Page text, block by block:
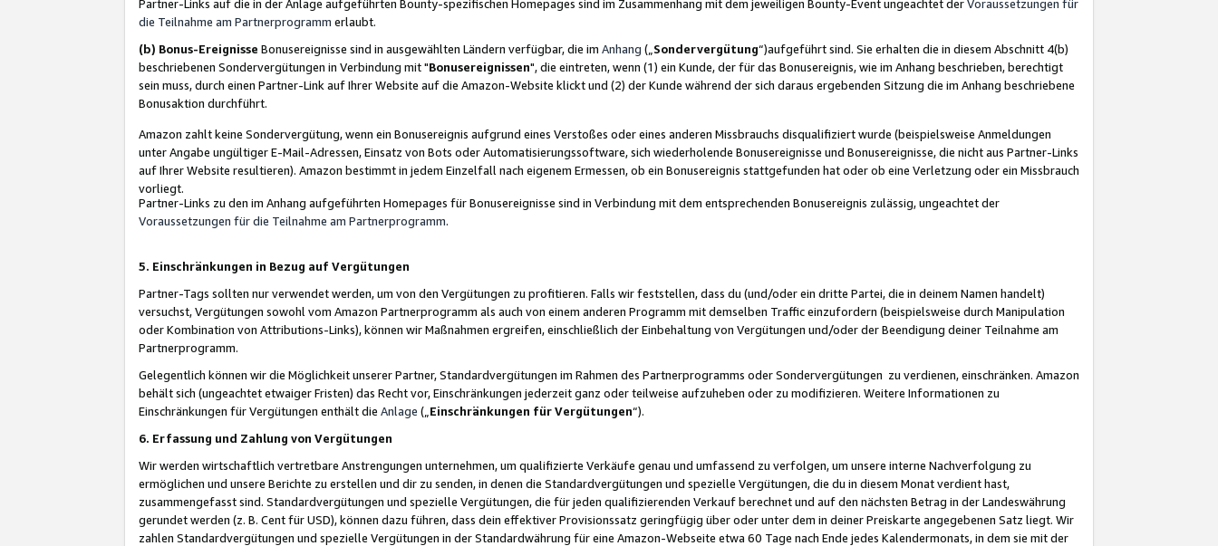
Partner-Links auf die in der Anlage aufgeführten Bounty-spezifischen Homepages sind im Zusammenhang mit dem jeweiligen Bounty-Event ungeachtet derVoraussetzungen für
die Teilnahme am Partnerprogramm erlaubt.
(b) Bonus-Ereignisse Bonusereignisse sind in ausgewählten Ländern verfügbar, die im Anhang („ Sondervergütung“)aufgeführt sind. Sie erhalten die in diesem Abschnitt 4(b)
beschriebenen Sondervergütungen in Verbindung mit "Bonusereignissen", die eintreten, wenn (1) ein Kunde, der für das Bonusereignis, wie im Anhang beschrieben, berechtigt
sein muss, durch einen Partner-Link auf Ihrer Website auf die Amazon-Website klickt und (2) der Kunde während der sich daraus ergebenden Sitzung die im Anhang beschriebene
Bonusaktion durchführt.
Amazon zahlt keine Sondervergütung, wenn ein Bonusereignis aufgrund eines Verstoßes oder eines anderen Missbrauchs disqualifiziert wurde (beispielsweise Anmeldungen
unter Angabe ungültiger E-Mail-Adressen, Einsatz von Bots oder Automatisierungssoftware, sich wiederholende Bonusereignisse und Bonusereignisse, die nicht aus Partner-Links
auf Ihrer Website resultieren). Amazon bestimmt in jedem Einzelfall nach eigenem Ermessen, ob ein Bonusereignis stattgefunden hat oder ob eine Verletzung oder ein Missbrauch
vorliegt.
Partner-Links zu den im Anhang aufgeführten Homepages für Bonusereignisse sind in Verbindung mit dem entsprechenden Bonusereignis zulässig, ungeachtet der
Voraussetzungen für die Teilnahme am Partnerprogramm.
5. Einschränkungen in Bezug auf Vergütungen
Partner-Tags sollten nur verwendet werden, um von den Vergütungen zu profitieren. Falls wir feststellen, dass du (und/oder ein dritte Partei, die in deinem Namen handelt)
versuchst, Vergütungen sowohl vom Amazon Partnerprogramm als auch von einem anderen Programm mit demselben Traffic einzufordern (beispielsweise durch Manipulation
oder Kombination von Attributions-Links), können wir Maßnahmen ergreifen, einschließlich der Einbehaltung von Vergütungen und/oder der Beendigung deiner Teilnahme am
Partnerprogramm.
Gelegentlich können wir die Möglichkeit unserer Partner, Standardvergütungen im Rahmen des Partnerprogramms oder Sondervergütungen zu verdienen, einschränken. Amazon
behält sich (ungeachtet etwaiger Fristen) das Recht vor, Einschränkungen jederzeit ganz oder teilweise aufzuheben oder zu modifizieren. Weitere Informationen zu
Einschränkungen für Vergütungen enthält die Anlage („ Einschränkungen für Vergütungen“).
6. Erfassung und Zahlung von Vergütungen
Wir werden wirtschaftlich vertretbare Anstrengungen unternehmen, um qualifizierte Verkäufe genau und umfassend zu verfolgen, um unsere interne Nachverfolgung zu
ermöglichen und unsere Berichte zu erstellen und dir zu senden, in denen die Standardvergütungen und spezielle Vergütungen, die du in diesem Monat verdient hast,
zusammengefasst sind. Standardvergütungen und spezielle Vergütungen, die für jeden qualifizierenden Verkauf berechnet und auf den nächsten Betrag in der Landeswährung
gerundet werden (z. B. Cent für USD), können dazu führen, dass dein effektiver Provisionssatz geringfügig über oder unter dem in deiner Preiskarte angegebenen Satz liegt. Wir
zahlen Standardvergütungen und spezielle Vergütungen in der Standardwährung für eine Amazon-Webseite etwa 60 Tage nach Ende jedes Kalendermonats, in dem sie mit der